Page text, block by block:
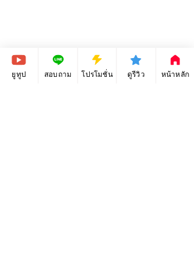
ยูทูป สอบถาม โปรโมชั่น ดูรีวิว หน้าหลัก